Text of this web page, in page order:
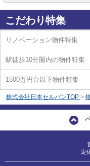
こだわり特集
リノベーション物件特集
駅徒歩10分圏内の物件特集
1500万円台以下物件特集
株式会社日本セルバンTOP >
定